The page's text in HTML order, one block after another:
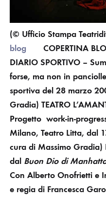
(© Ufficio Stampa
blog
COPERTINA
DIARIO SPORTIVO –
forse, ma non in panciolle
sportiva del 28 marzo
Gradia) TEATRO
Progetto work-in-
Milano, Teatro Litta, dal
cura di Massimo Gradia)
dal Buon Dio di
Con Alberto Onofrietti e
e regia di Francesca